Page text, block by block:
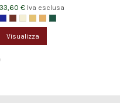
33,60 € Iva esclusa
Visualizza